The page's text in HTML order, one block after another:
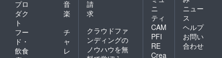
プロ
ダク
ト
音
楽
フー
ド・
飲食
チ
ャ
レ
請
求
クラウドファ
ンディングの
ノウハウを無
ニ
ティ
CAM
PFI
RE
Crea
ニュー
ス
ヘルプ
お問い
合わせ